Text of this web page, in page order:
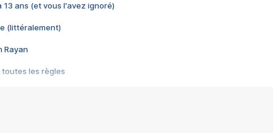
13 ans (et vous l'avez ignoré)
(littéralement)
Rayan
toutes les règles